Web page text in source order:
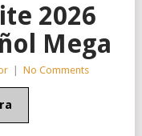
2026
Mega
No Comments